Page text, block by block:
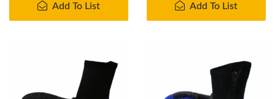
Add To List Add To List